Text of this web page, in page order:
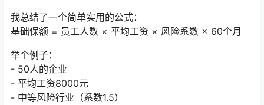
我总结了一个简单实用的公式：
基础保额 = 员工人数 × 平均工资 × 风险系数 × 60个月
举个例子：
- 50人的企业
- 平均工资8000元
- 中等风险行业（系数1.5）